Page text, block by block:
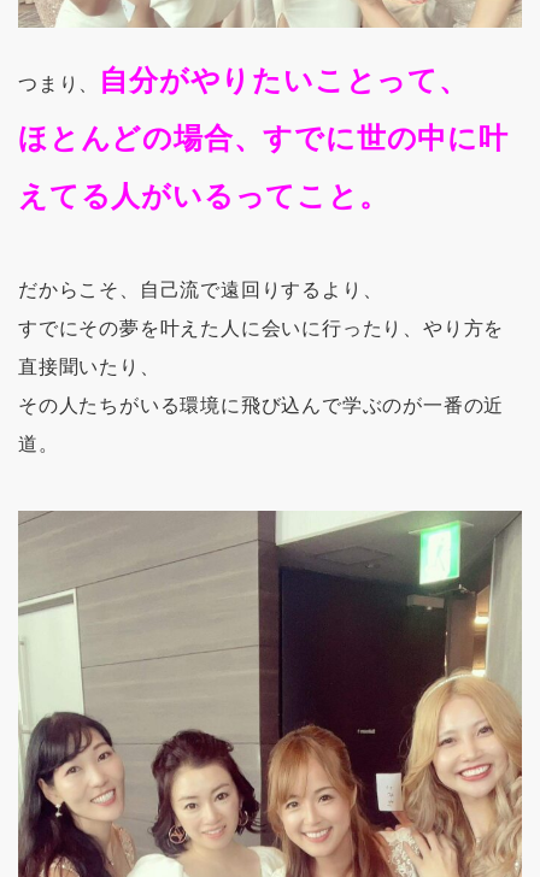
つまり、
自分がやりたいことって、
ほとんどの場合、すでに世の中に叶
えてる人がいるってこと。
だからこそ、自己流で遠回りするより、
すでにその夢を叶えた人に会いに行ったり、やり方を
直接聞いたり、
その人たちがいる環境に飛び込んで学ぶのが一番の近
道。